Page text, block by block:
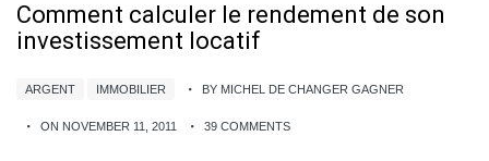
Comment calculer le rendement de son
investissement locatif
ARGENT IMMOBILIER BY MICHEL DE CHANGER GAGNER
ON NOVEMBER 11, 2011 39 COMMENTS